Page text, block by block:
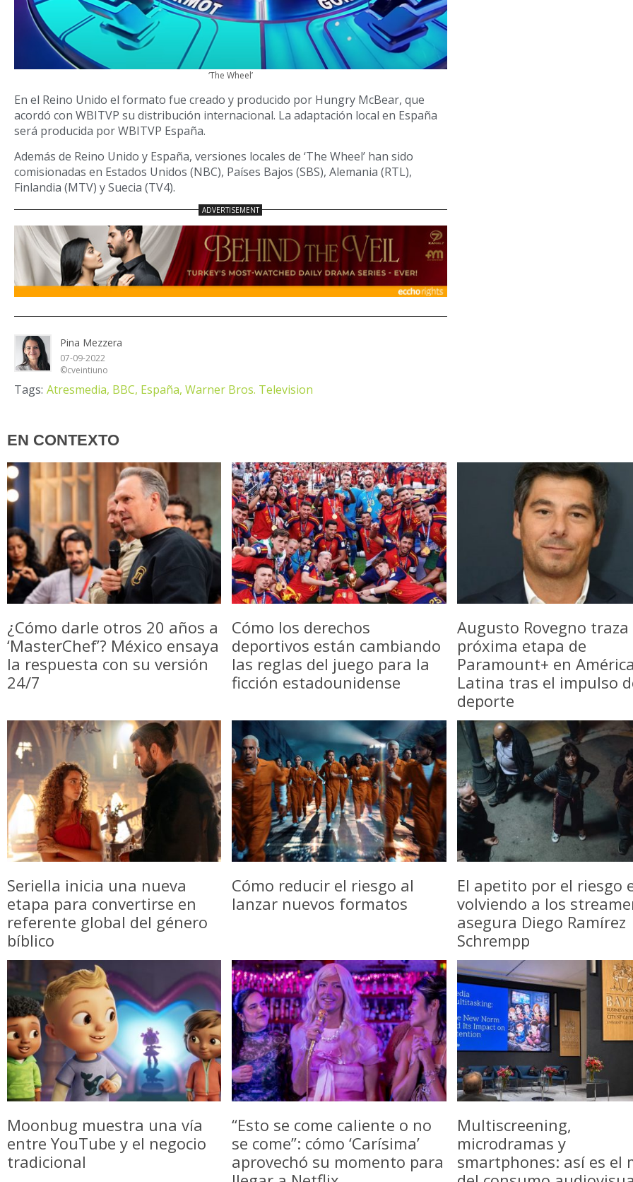
‘The Wheel’
En el Reino Unido el formato fue creado y producido por Hungry McBear, que
acordó con WBITVP su distribución internacional. La adaptación local en España
será producida por WBITVP España.
Además de Reino Unido y España, versiones locales de ‘The Wheel’ han sido
comisionadas en Estados Unidos (NBC), Países Bajos (SBS), Alemania (RTL),
Finlandia (MTV) y Suecia (TV4).
Pina Mezzera
07-09-2022
©cveintiuno
Tags: Atresmedia, BBC, España, Warner Bros. Television
EN CONTEXTO
¿Cómo darle otros 20 años a
‘MasterChef’? México ensaya
la respuesta con su versión
24/7
Cómo los derechos
deportivos están cambiando
las reglas del juego para la
ficción estadounidense
Augusto Rovegno traza
próxima etapa de
Paramount+ en
Latina tras el impulso
deporte
Seriella inicia una nueva
etapa para convertirse en
referente global del género
bíblico
Cómo reducir el riesgo al
lanzar nuevos formatos
El apetito por el riesgo
volviendo a los
asegura Diego Ramírez
Schrempp
Moonbug muestra una vía
entre YouTube y el negocio
tradicional
“Esto se come caliente o no
se come”: cómo ‘Carísima’
aprovechó su momento para
Multiscreening,
microdramas y
smartphones: así es el